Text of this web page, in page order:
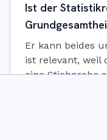
Ist der
Er kann beides
ist relevant, weil
eine Stichprobe